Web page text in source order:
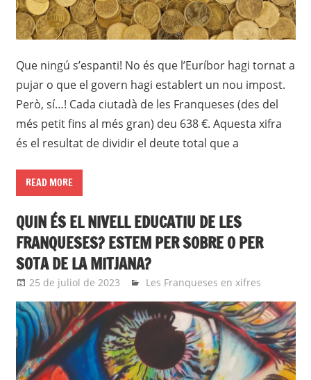
Que ningú s’espanti! No és que l’Euríbor hagi tornat a
pujar o que el govern hagi establert un nou impost.
Però, sí…! Cada ciutadà de les Franqueses (des del
més petit fins al més gran) deu 638 €. Aquesta xifra
és el resultat de dividir el deute total que a
READ MORE
QUIN ÉS EL NIVELL EDUCATIU DE LES
FRANQUESES? ESTEM PER SOBRE O PER
SOTA DE LA MITJANA?
25 de juliol de 2023 Eli
Les Franqueses en xifres